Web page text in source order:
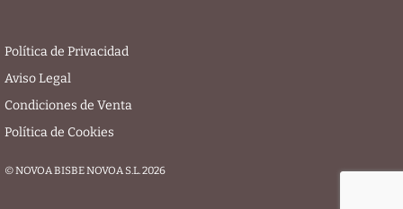
Política de Privacidad
Aviso Legal
Condiciones de Venta
Política de Cookies
© NOVOA BISBE NOVOA S.L. 2026